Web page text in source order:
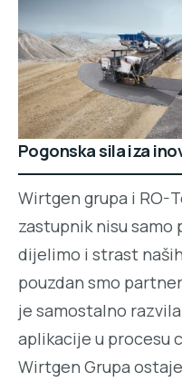
Pogonska sila iza
Wirtgen grupa i RO-
zastupnik nisu samo
dijelimo i strast
pouzdan smo
je samostalno
aplikacije u procesu
Wirtgen Grupa